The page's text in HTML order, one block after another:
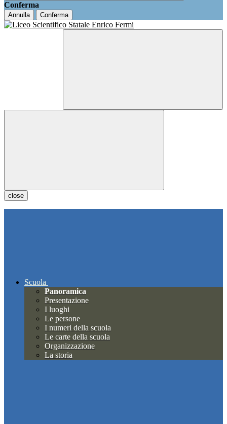
Conferma
Annulla Conferma
close
Scuola
Panoramica
Presentazione
I luoghi
Le persone
I numeri della scuola
Le carte della scuola
Organizzazione
La storia